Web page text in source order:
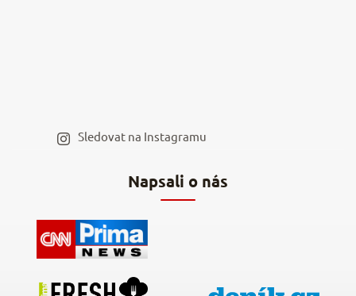
Napsali o nás
Sledovat na Instagramu
Hodnocení obchodu